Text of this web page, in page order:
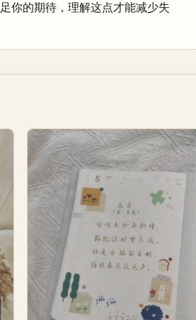
你的期待，理解这点才能减少失